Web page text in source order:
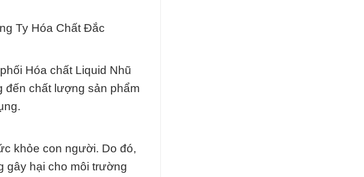
Ty Hóa Chất Đắc
Hóa chất Liquid Nhũ
đến chất lượng sản phẩm
khỏe con người. Do đó,
gây hại cho môi trường